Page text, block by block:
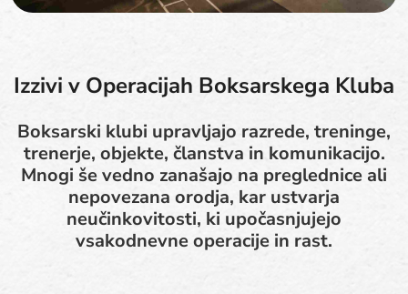
Izzivi v Operacijah Boksarskega Kluba
Boksarski klubi upravljajo razrede, treninge,
trenerje, objekte, članstva in komunikacijo.
Mnogi še vedno zanašajo na preglednice ali
nepovezana orodja, kar ustvarja
neučinkovitosti, ki upočasnjujejo
vsakodnevne operacije in rast.